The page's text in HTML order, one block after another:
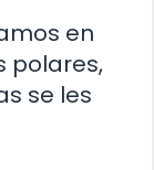
en
polares,
se les